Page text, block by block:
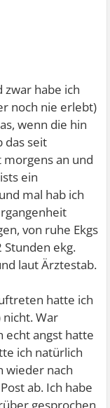
zwar habe ich
noch nie erlebt)
wenn die hin
das seit
morgens an und
ein
mal hab ich
von ruhe Ekgs
ekg.
laut Ärztestab.
hatte ich
War
echt angst hatte
ich natürlich
wieder nach
ab. Ich habe